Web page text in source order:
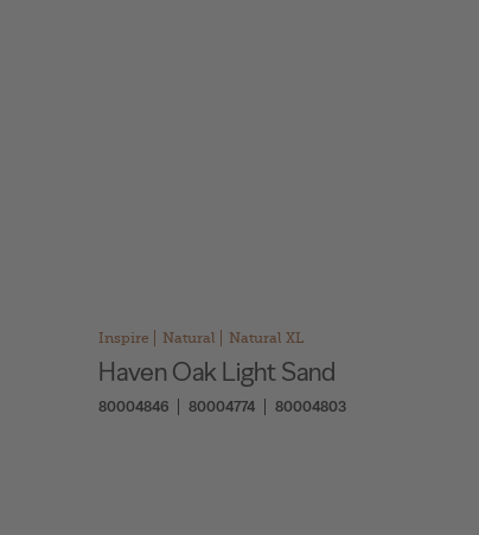
Inspire Natural Natural XL
Haven Oak Light Sand
80004846 80004774 80004803